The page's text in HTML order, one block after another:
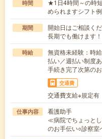
時間
★1日4時間～の時
められますシフト
期間
開始日はご相談く
長期でも働けます！
時給
無資格未経験：時
払い／週払い制度
手続き完了次第の
交通費
交通費支給※規定有
仕事内容
看護助手
≪病院でちょっと
のお手伝い○診察